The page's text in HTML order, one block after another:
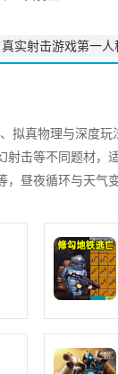
真实射击游戏第一人
拟真物理与深度玩
射击等不同题材，
，昼夜循环与天气